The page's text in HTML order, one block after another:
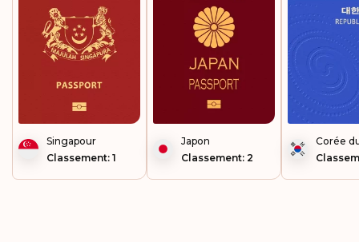
Belgique
Destinations:
Royaume-Uni
Portugal
Singapour
Classement: 1
Japon
Classement: 2
Corée